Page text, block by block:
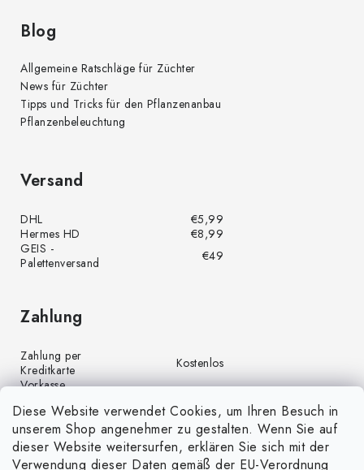
Diese Website verwendet Cookies, um Ihren Besuch in
unserem Shop angenehmer zu gestalten. Wenn Sie auf
dieser Website weitersurfen, erklären Sie sich mit der
Verwendung dieser Daten gemäß der EU-Verordnung
Blog
Allgemeine Ratschläge für Züchter
News für Züchter
Tipps und Tricks für den Pflanzenanbau
Pflanzenbeleuchtung
Versand
DHL
€5,99
Hermes HD
€8,99
GEIS -
Palettenversand
€49
Zahlung
Zahlung per
Kreditkarte
Kostenlos
Vorkasse
Kostenlos
Zahlung per PayPal
Kostenlos
Nachnahme
€4,00